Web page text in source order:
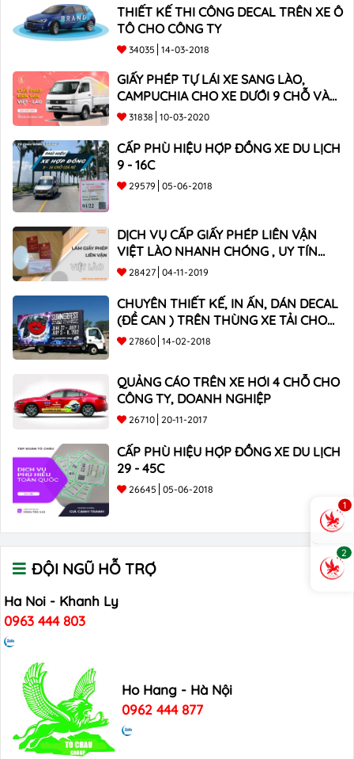
THIẾT KẾ THI CÔNG DECAL TRÊN XE Ô
TÔ CHO CÔNG TY
34035 14-03-2018
GIẤY PHÉP TỰ LÁI XE SANG LÀO,
CAMPUCHIA CHO XE DƯỚI 9 CHỖ VÀ
XE BÁN TẢI
31838 10-03-2020
CẤP PHÙ HIỆU HỢP ĐỒNG XE DU LỊCH
9 - 16C
29579 05-06-2018
DỊCH VỤ CẤP GIẤY PHÉP LIÊN VẬN
VIỆT LÀO NHANH CHÓNG , UY TÍN
TOÀN QUỐC
28427 04-11-2019
CHUYÊN THIẾT KẾ, IN ẤN, DÁN DECAL
(ĐỀ CAN ) TRÊN THÙNG XE TẢI CHO
CÔNG TY
27860 14-02-2018
QUẢNG CÁO TRÊN XE HƠI 4 CHỖ CHO
CÔNG TY, DOANH NGHIỆP
26710 20-11-2017
CẤP PHÙ HIỆU HỢP ĐỒNG XE DU LỊCH
29 - 45C
26645 05-06-2018
ĐỘI NGŨ HỖ TRỢ
Ha Noi - Khanh Ly
0963 444 803
Ho Hang - Hà Nội
0962 444 877
1
2